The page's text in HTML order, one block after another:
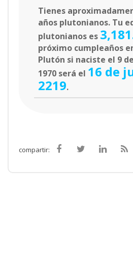
Tienes
años plutonianos. Tu
plutonianos es
próximo cumpleaños
Plutón si naciste el 9
1970 será el 16 de
2219.
compartir: